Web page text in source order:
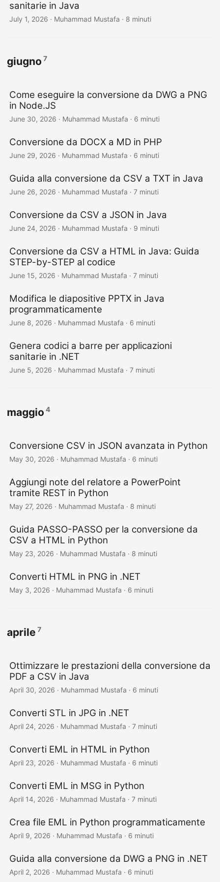
sanitarie in Java
July 1, 2026 · Muhammad Mustafa · 8 minuti
giugno 7
Come eseguire la conversione da DWG a PNG
in Node.JS
June 30, 2026 · Muhammad Mustafa · 6 minuti
Conversione da DOCX a MD in PHP
June 29, 2026 · Muhammad Mustafa · 6 minuti
Guida alla conversione da CSV a TXT in Java
June 26, 2026 · Muhammad Mustafa · 7 minuti
Conversione da CSV a JSON in Java
June 24, 2026 · Muhammad Mustafa · 9 minuti
Conversione da CSV a HTML in Java: Guida
STEP-by-STEP al codice
June 15, 2026 · Muhammad Mustafa · 7 minuti
Modifica le diapositive PPTX in Java
programmaticamente
June 8, 2026 · Muhammad Mustafa · 6 minuti
Genera codici a barre per applicazioni
sanitarie in .NET
June 5, 2026 · Muhammad Mustafa · 7 minuti
maggio 4
Conversione CSV in JSON avanzata in Python
May 30, 2026 · Muhammad Mustafa · 6 minuti
Aggiungi note del relatore a PowerPoint
tramite REST in Python
May 27, 2026 · Muhammad Mustafa · 8 minuti
Guida PASSO-PASSO per la conversione da
CSV a HTML in Python
May 23, 2026 · Muhammad Mustafa · 8 minuti
Converti HTML in PNG in .NET
May 3, 2026 · Muhammad Mustafa · 6 minuti
aprile 7
Ottimizzare le prestazioni della conversione da
PDF a CSV in Java
April 30, 2026 · Muhammad Mustafa · 6 minuti
Converti STL in JPG in .NET
April 24, 2026 · Muhammad Mustafa · 7 minuti
Converti EML in HTML in Python
April 23, 2026 · Muhammad Mustafa · 6 minuti
Converti EML in MSG in Python
April 14, 2026 · Muhammad Mustafa · 7 minuti
Crea file EML in Python programmaticamente
April 9, 2026 · Muhammad Mustafa · 6 minuti
Guida alla conversione da DWG a PNG in .NET
April 2, 2026 · Muhammad Mustafa · 6 minuti